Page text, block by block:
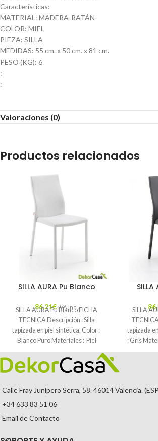
Características:
MATERIAL: MADERA-RATÁN
COLOR: MIEL
PIEZA: SILLA
MEDIDAS: 55 cm. x 50 cm. x 81 cm.
PESO (KG): 6
:
:
Valoraciones (0)
Productos relacionados
SILLA AURA Pu Blanco
86,21€ IVA Incl.
SILLA AURA Pu Blanco FICHA
TECNICA Descripción : Silla
tapizada en piel sintética. Color :
Blanco Puro Materiales : Piel
SILLA
tapizada
: Gris
Calle Fray Junípero Serra, 58. 46014 Valencia.
+34 633 83 51 06
Email de Contacto